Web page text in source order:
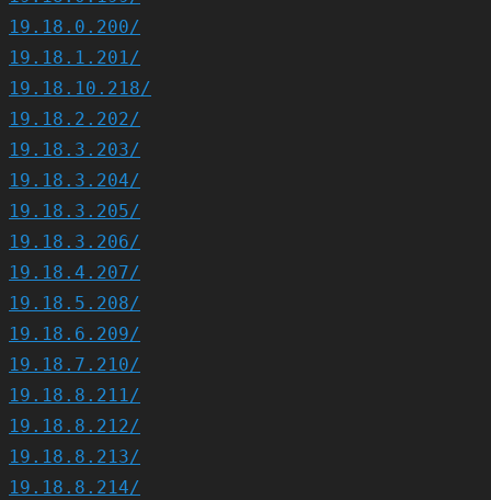
19.18.0.200/
19.18.1.201/
19.18.10.218/
19.18.2.202/
19.18.3.203/
19.18.3.204/
19.18.3.205/
19.18.3.206/
19.18.4.207/
19.18.5.208/
19.18.6.209/
19.18.7.210/
19.18.8.211/
19.18.8.212/
19.18.8.213/
19.18.8.214/